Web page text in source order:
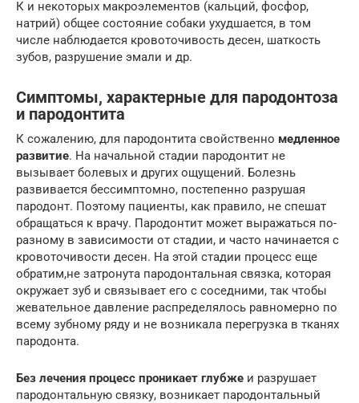
К и некоторых макроэлементов (кальций, фосфор,
натрий) общее состояние собаки ухудшается, в том
числе наблюдается кровоточивость десен, шаткость
зубов, разрушение эмали и др.
Симптомы, характерные для пародонтоза
и пародонтита
К сожалению, для пародонтита свойственно медленное
развитие. На начальной стадии пародонтит не
вызывает болевых и других ощущений. Болезнь
развивается бессимптомно, постепенно разрушая
пародонт. Поэтому пациенты, как правило, не спешат
обращаться к врачу. Пародонтит может выражаться по-
разному в зависимости от стадии, и часто начинается с
кровоточивости десен. На этой стадии процесс еще
обратим,не затронута пародонтальная связка, которая
окружает зуб и связывает его с соседними, так чтобы
жевательное давление распределялось равномерно по
всему зубному ряду и не возникала перегрузка в тканях
пародонта.
Без лечения процесс проникает глубже и разрушает
пародонтальную связку, возникает пародонтальный